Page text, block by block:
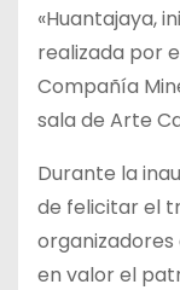
«Huantajaya,
realizada por
Compañía
sala de Arte
Durante la
de felicitar el
en valor el